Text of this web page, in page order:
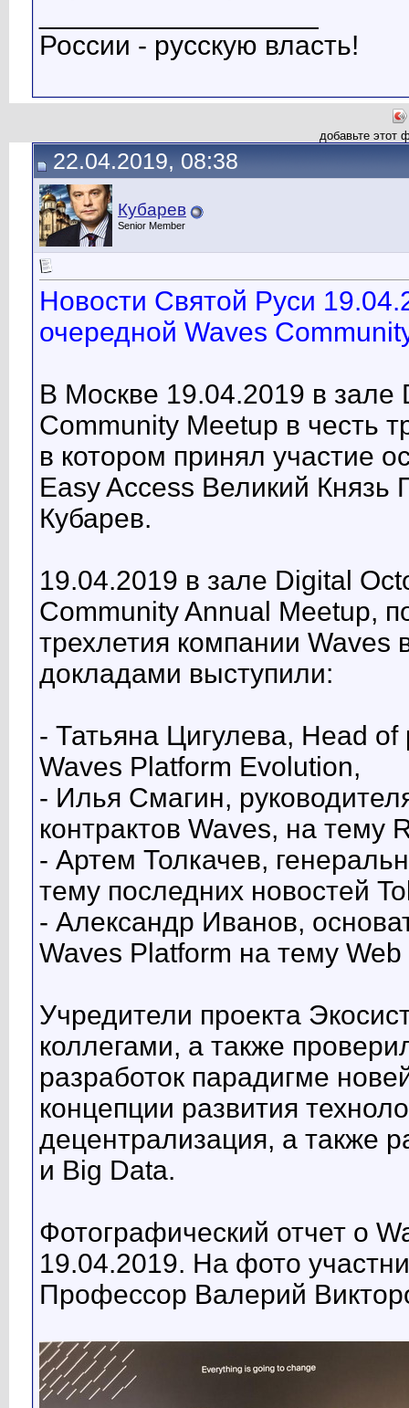
России - русскую власть!
добавьте этот
22.04.2019, 08:38
Кубарев
Senior Member
Новости Святой Руси
очередной Waves
В Москве 19.04.2019 в
Community Meetup в честь
в котором принял участие
Easy Access Великий
Кубарев.
19.04.2019 в зале Digital
Community Annual Meetup,
трехлетия компании Waves
докладами выступили:
- Татьяна Цигулева, Head
Waves Platform Evolution,
- Илья Смагин,
контрактов Waves, на тему
- Артем Толкачев,
тему последних новостей
- Александр Иванов,
Waves Platform на тему Web
Учредители проекта
коллегами, а также
разработок парадигме
концепции развития
децентрализация, а также
и Big Data.
Фотографический отчет о
19.04.2019. На фото
Профессор Валерий